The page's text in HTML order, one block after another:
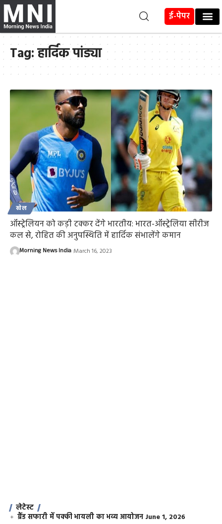
ई-पेपर
Tag:हार्दिक पांड्या
खेल
ऑस्ट्रेलियन को कड़ी टक्कर देंगे भारतीय: भारत-ऑस्ट्रेलिया सीरीज
कल से, रोहित की अनुपस्थिति में हार्दिक संभालेंगे कमान
Morning News India March 16, 2023
लेटेस्ट
ग्रैंड सफारी में पक्की भायली का भव्य आयोजन June 1, 2026